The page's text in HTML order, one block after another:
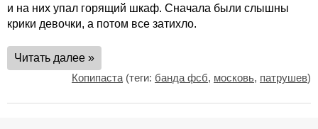
и на них упал горящий шкаф. Сначала были слышны
крики девочки, а потом все затихло.
Читать далее »
Копипаста (теги: банда фсб, московь, патрушев)